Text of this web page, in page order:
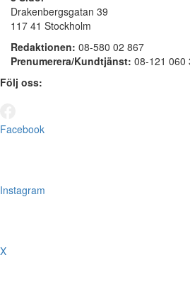
Drakenbergsgatan 39
117 41 Stockholm
Redaktionen: 08-580 02 867
Prenumerera/Kundtjänst: 08-121 060
Följ oss:
Facebook
Instagram
X